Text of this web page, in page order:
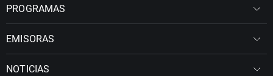
PROGRAMAS
EMISORAS
NOTICIAS